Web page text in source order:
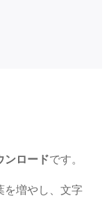
ンロードです。
を増やし、文字